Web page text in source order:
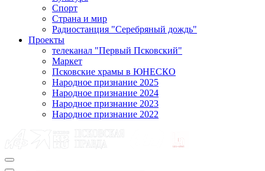
Спорт
Страна и мир
Радиостанция "Серебряный дождь"
Проекты
телеканал "Первый Псковский"
Маркет
Псковские храмы в ЮНЕСКО
Народное признание 2025
Народное признание 2024
Народное признание 2023
Народное признание 2022